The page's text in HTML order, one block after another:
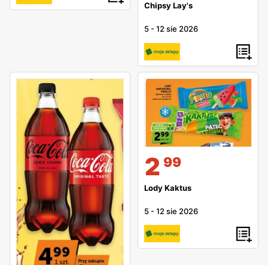
Chipsy Lay's
5 -12 sie 2026
2 99
Lody Kaktus
5 -12 sie 2026